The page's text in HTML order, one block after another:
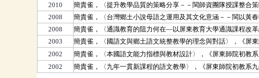
2010
簡貴雀，〈提升教學品質的策略分享 －－閩師資團隊授課整合
2008
簡貴雀，〈台灣鄉土小說母語之運用及其文化意涵 －－閩 以黃
2008
簡貴雀，〈通識教育的阻力何在—以屏東教育大學通識課程改
2003
簡貴雀，〈國語文與鄉土語文統整教學的理念與對話〉，《屏
2002
簡貴雀，〈本國語文能力指標與教材設計〉，《屏東師院初教
2002
簡貴雀，〈九年一貫新課程的語文教學〉，《屏東師院初教系